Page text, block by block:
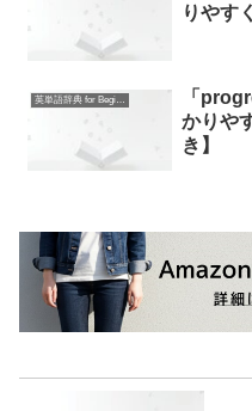
りやす
英単語辞典 for Beginners
「
かりや
き】